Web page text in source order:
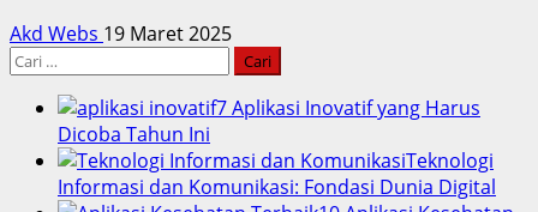
Akd Webs 19 Maret 2025
Cari
7 Aplikasi Inovatif yang Harus
Dicoba Tahun Ini
Teknologi
Informasi dan Komunikasi: Fondasi Dunia Digital